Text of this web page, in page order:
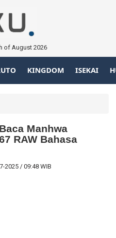
of August 2026
KINGDOM ISEKAI
Manhwa
RAW Bahasa
2025 / 09:48 WIB